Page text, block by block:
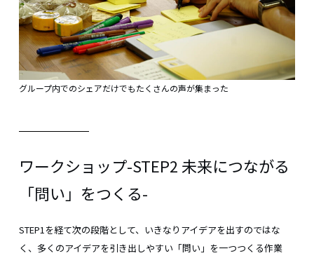
グループ内でのシェアだけでもたくさんの声が集まった
ワークショップ-STEP2 未来につながる
「問い」をつくる-
STEP1を経て次の段階として、いきなりアイデアを出すのではな
く、多くのアイデアを引き出しやすい「問い」を一つつくる作業